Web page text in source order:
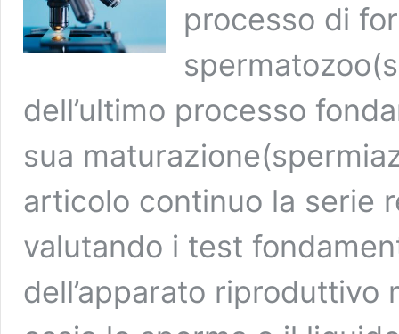
processo di
dell’ultimo processo
sua
articolo continuo la serie
valutando i test
dell’apparato